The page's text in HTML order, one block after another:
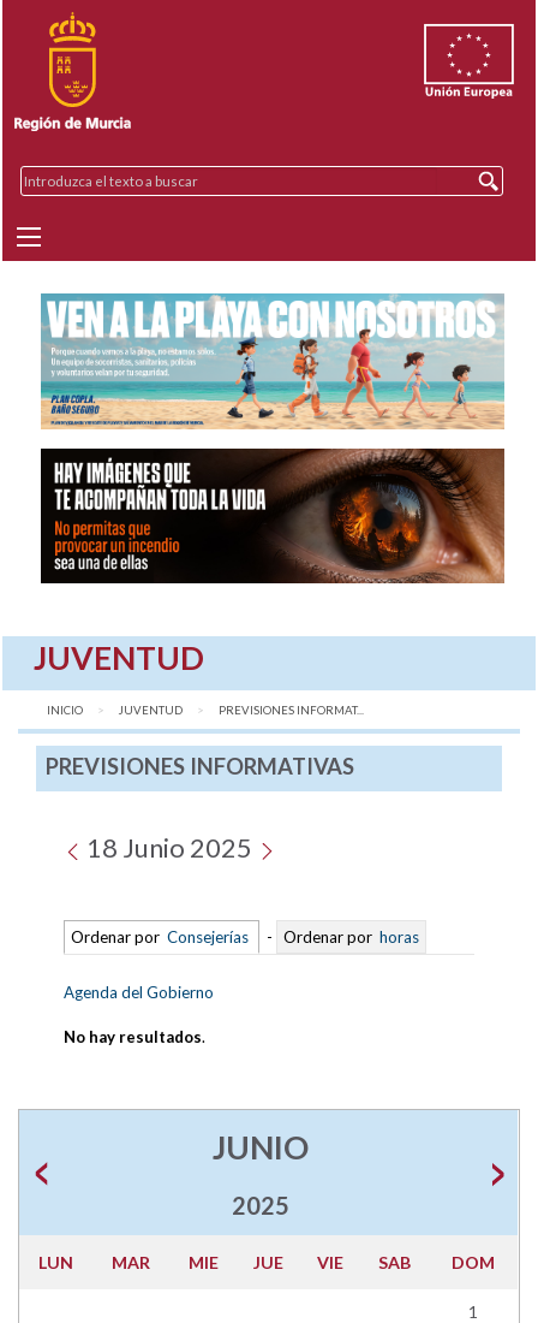
JUVENTUD
INICIO JUVENTUD AQUÍ:
PREVISIONES INFORMAT...
PREVISIONES INFORMATIVAS
18 Junio 2025
Ordenar por Consejerías - Ordenar por horas
Agenda del Gobierno
No hay resultados.
JUNIO
2025
LUN MAR MIE JUE VIE SAB DOM
1